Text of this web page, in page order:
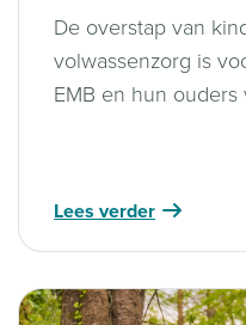
De overstap van
volwassenzorg is
EMB en hun
transitie beter,
verlopen – met oog
beleid én de kracht
Lees verder